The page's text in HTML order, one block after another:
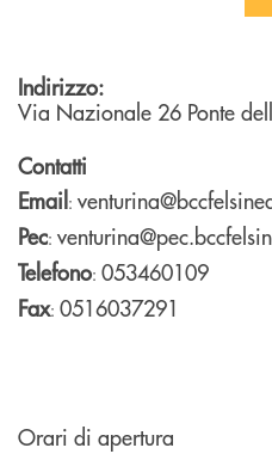
Indirizzo:
Via Nazionale 26 Ponte
Contatti
Email :
Pec:
Telefono: 053460109
Fax: 0516037291
Orari di apertura